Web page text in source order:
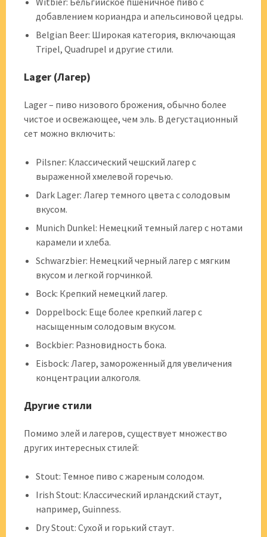
добавлением кориандра и апельсиновой цедры.
Belgian Beer: Широкая категория, включающая
Tripel, Quadrupel и другие стили.
Lager (Лагер)
Lager – пиво низового брожения, обычно более
чистое и освежающее, чем эль. В дегустационный
сет можно включить:
Pilsner: Классический чешский лагер с
выраженной хмелевой горечью.
Dark Lager: Лагер темного цвета с солодовым
вкусом.
Munich Dunkel: Немецкий темный лагер с нотами
карамели и хлеба.
Schwarzbier: Немецкий черный лагер с мягким
вкусом и легкой горчинкой.
Bock: Крепкий немецкий лагер.
Doppelbock: Еще более крепкий лагер с
насыщенным солодовым вкусом.
Bockbier: Разновидность бока.
Eisbock: Лагер, замороженный для увеличения
концентрации алкоголя.
Другие стили
Помимо элей и лагеров, существует множество
других интересных стилей:
Stout: Темное пиво с жареным солодом.
Irish Stout: Классический ирландский стаут,
например, Guinness.
Dry Stout: Сухой и горький стаут.